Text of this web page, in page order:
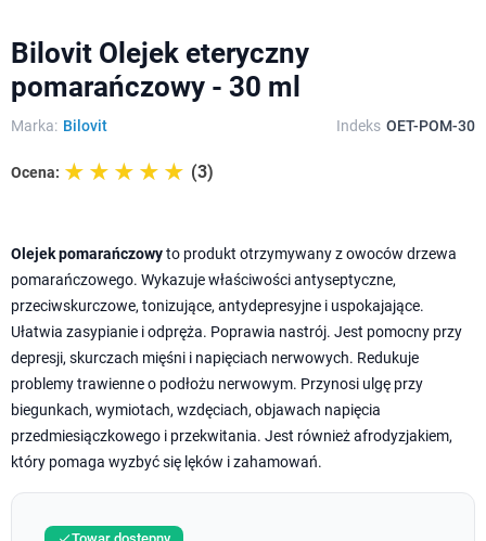
Bilovit Olejek eteryczny
pomarańczowy - 30 ml
Marka: Bilovit Indeks OET-POM-30
Ocena: ☆☆☆☆☆
★★★★★ (3)
Olejek pomarańczowyto produkt otrzymywany z owoców drzewa
pomarańczowego. Wykazuje właściwości antyseptyczne,
przeciwskurczowe, tonizujące, antydepresyjne i uspokajające.
Ułatwia zasypianie i odpręża. Poprawia nastrój. Jest pomocny przy
depresji, skurczach mięśni i napięciach nerwowych. Redukuje
problemy trawienne o podłożu nerwowym. Przynosi ulgę przy
biegunkach, wymiotach, wzdęciach, objawach napięcia
przedmiesiączkowego i przekwitania. Jest również afrodyzjakiem,
który pomaga wyzbyć się lęków i zahamowań.
